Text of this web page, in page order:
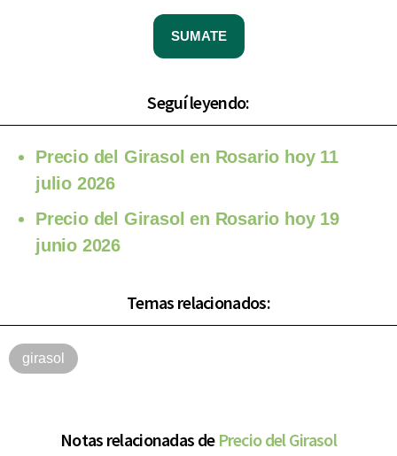
SUMATE
Seguí leyendo:
Precio del Girasol en Rosario hoy 11
julio 2026
Precio del Girasol en Rosario hoy 19
junio 2026
Temas relacionados:
girasol
Notas relacionadas de Precio del Girasol